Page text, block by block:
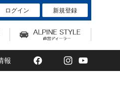
ログイン 新規登録
報 Facebook
TwitterInstagram